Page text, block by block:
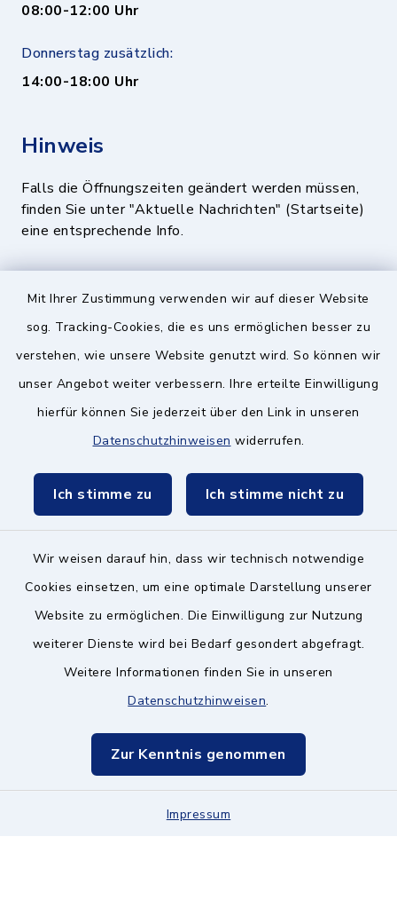
Mit Ihrer Zustimmung verwenden wir auf dieser Website
sog. Tracking-Cookies, die es uns ermöglichen besser zu
verstehen, wie unsere Website genutzt wird. So können wir
unser Angebot weiter verbessern. Ihre erteilte Einwilligung
hierfür können Sie jederzeit über den Link in unseren
Datenschutzhinweisen widerrufen.
Ich stimme zu Ich stimme nicht zu
Wir weisen darauf hin, dass wir technisch notwendige
Cookies einsetzen, um eine optimale Darstellung unserer
Website zu ermöglichen. Die Einwilligung zur Nutzung
weiterer Dienste wird bei Bedarf gesondert abgefragt.
Weitere Informationen finden Sie in unseren
Datenschutzhinweisen.
Zur Kenntnis genommen
Impressum
08:00-12:00 Uhr
Donnerstag zusätzlich:
14:00-18:00 Uhr
Hinweis
Falls die Öffnungszeiten geändert werden müssen,
finden Sie unter "Aktuelle Nachrichten" (Startseite)
eine entsprechende Info.
Quicklinks
BayernPortal
Landratsamt München
Zweckverband München Südost
Kontakt ins Rathaus
Datenschutz
Hinweisgeberschutz
Sitemap